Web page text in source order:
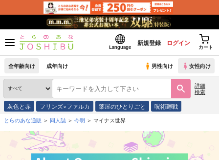
Language
新規登録 ログイン
カート
全年齢向け 成年向け 男性向け 女性向け
詳細
検索
灰色と赤 フリンズ×ファルカ 薬屋のひとりごと 呪術廻戦
とらのあな通販 同人誌 今明 マイナス世界